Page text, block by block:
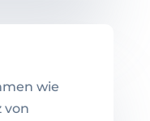
wie
von